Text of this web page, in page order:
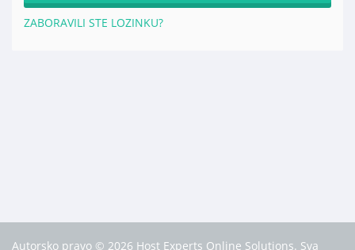
ZABORAVILI STE LOZINKU?
Autorsko pravo © 2026 Host Experts Online Solutions. Sva